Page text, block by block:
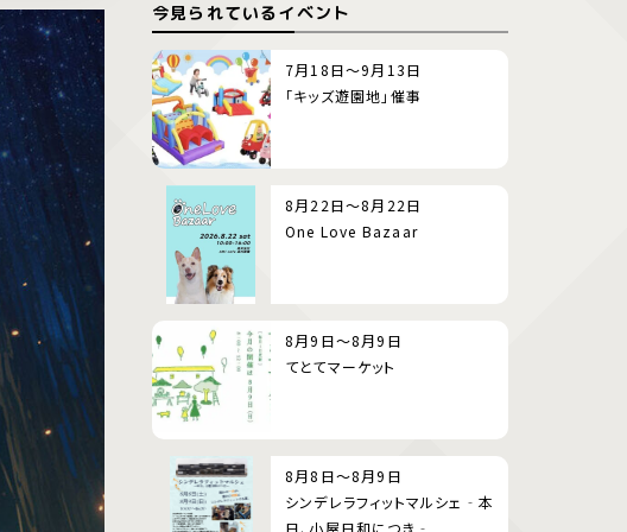
今見られているイベント
7月18日～9月13日
「キッズ遊園地」催事
8月22日～8月22日
One Love Bazaar
8月9日～8月9日
てとてマーケット
8月8日～8月9日
シンデレラフィットマルシェ‐本
日、小屋日和につき‐